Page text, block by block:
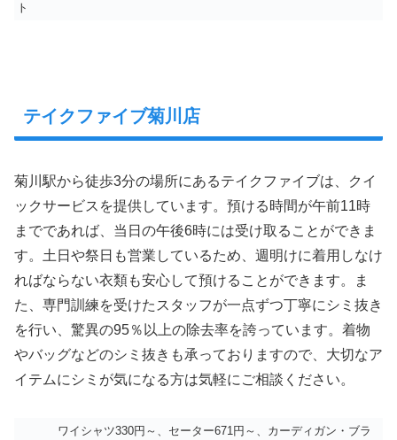
ト
テイクファイブ菊川店
菊川駅から徒歩3分の場所にあるテイクファイブは、クイ
ックサービスを提供しています。預ける時間が午前11時
までであれば、当日の午後6時には受け取ることができま
す。土日や祭日も営業しているため、週明けに着用しなけ
ればならない衣類も安心して預けることができます。ま
た、専門訓練を受けたスタッフが一点ずつ丁寧にシミ抜き
を行い、驚異の95％以上の除去率を誇っています。着物
やバッグなどのシミ抜きも承っておりますので、大切なア
イテムにシミが気になる方は気軽にご相談ください。
ワイシャツ330円～、セーター671円～、カーディガン・ブラ